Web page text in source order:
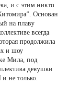
и с этим никто
Основан
на плаву
всегда
продолжила
и шоу
Мила, под
девушки
не только.